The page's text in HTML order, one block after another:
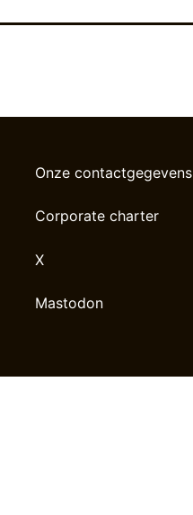
Onze contactgegevens
Corporate charter
X
Mastodon